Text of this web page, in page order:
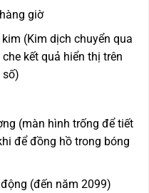
giờ
(Kim dịch chuyển qua
kết quả hiển thị trên
số)
(màn hình trống để tiết
để đồng hồ trong bóng
(đến năm 2099)